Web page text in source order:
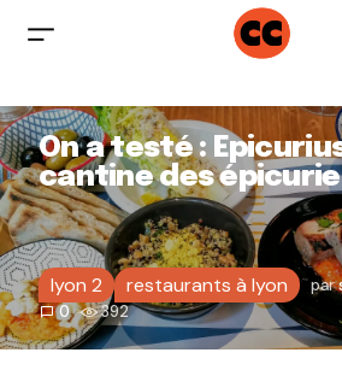
On a testé :
cantine des
lyon 2 restaurants à lyon par
0
392